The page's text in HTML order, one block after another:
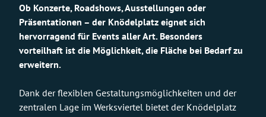
Ob Konzerte, Roadshows, Ausstellungen oder
Präsentationen – der Knödelplatz eignet sich
hervorragend für Events aller Art. Besonders
vorteilhaft ist die Möglichkeit, die Fläche bei Bedarf zu
erweitern.
Dank der flexiblen Gestaltungsmöglichkeiten und der
zentralen Lage im Werksviertel bietet der Knödelplatz